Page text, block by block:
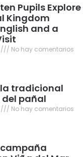
Pupils Explore
Kingdom
and a
No hay comentarios
tradicional
pañal
No hay comentarios